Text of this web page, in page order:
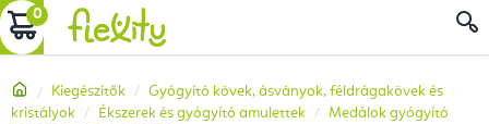
Ugrás
a
tartalomhoz
KOSÁR
Kezdőlap
Kiegészítők
Gyógyító kövek, ásványok, féldrágakövek és
kristályok
Ékszerek és gyógyító amulettek
Medálok gyógyító